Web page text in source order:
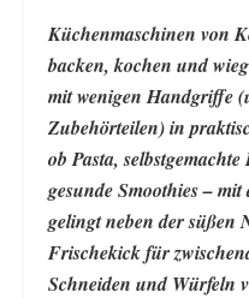
Küchenmaschinen von
backen, kochen und
mit wenigen Handgriffe
Zubehörteilen) in
ob Pasta,
gesunde Smoothies –
gelingt neben der süßen
Frischekick für
Schneiden und Würfeln